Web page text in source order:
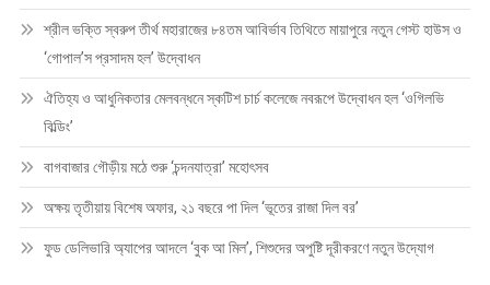
শ্রীল ভক্তি স্বরুপ তীর্থ মহারাজের ৮৪তম আবির্ভাব তিথিতে মায়াপুরে নতুন গেস্ট হাউস ও
‘গোপাল’স প্রসাদম হল’ উদ্বোধন
ঐতিহ্য ও আধুনিকতার মেলবন্ধনে স্কটিশ চার্চ কলেজে নবরূপে উদ্বোধন হল ‘ওগিলভি
বিল্ডিং’
বাগবাজার গৌড়ীয় মঠে শুরু ‘চন্দনযাত্রা’ মহোৎসব
অক্ষয় তৃতীয়ায় বিশেষ অফার, ২১ বছরে পা দিল ‘ভূতের রাজা দিল বর’
ফুড ডেলিভারি অ্যাপের আদলে ‘বুক আ মিল’, শিশুদের অপুষ্টি দূরীকরণে নতুন উদ্যোগ